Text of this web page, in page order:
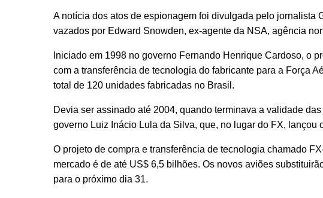
A notícia dos atos de espionagem foi divulgada pelo jornalista
vazados por Edward Snowden, ex-agente da NSA, agência
Iniciado em 1998 no governo Fernando Henrique Cardoso, o
com a transferência de tecnologia do fabricante para a Força
total de 120 unidades fabricadas no Brasil.
Devia ser assinado até 2004, quando terminava a validade
governo Luiz Inácio Lula da Silva, que, no lugar do FX, lançou
O projeto de compra e transferência de tecnologia chamado
mercado é de até US$ 6,5 bilhões. Os novos aviões
para o próximo dia 31.